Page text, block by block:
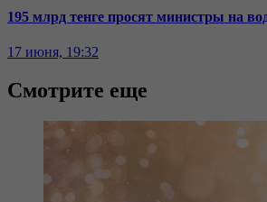
195 млрд тенге просят министры на
17 июня, 19:32
Смотрите еще